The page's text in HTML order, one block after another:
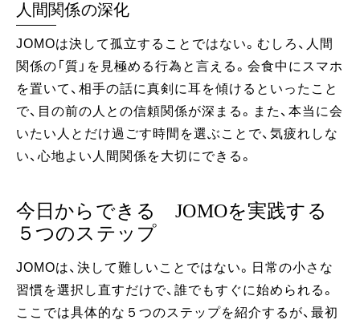
人間関係の深化
JOMOは決して孤立することではない。むしろ、人間
関係の「質」を見極める行為と言える。会食中にスマホ
を置いて、相手の話に真剣に耳を傾けるといったこと
で、目の前の人との信頼関係が深まる。また、本当に会
いたい人とだけ過ごす時間を選ぶことで、気疲れしな
い、心地よい人間関係を大切にできる。
今日からできる JOMOを実践する
５つのステップ
JOMOは、決して難しいことではない。日常の小さな
習慣を選択し直すだけで、誰でもすぐに始められる。
ここでは具体的な５つのステップを紹介するが、最初